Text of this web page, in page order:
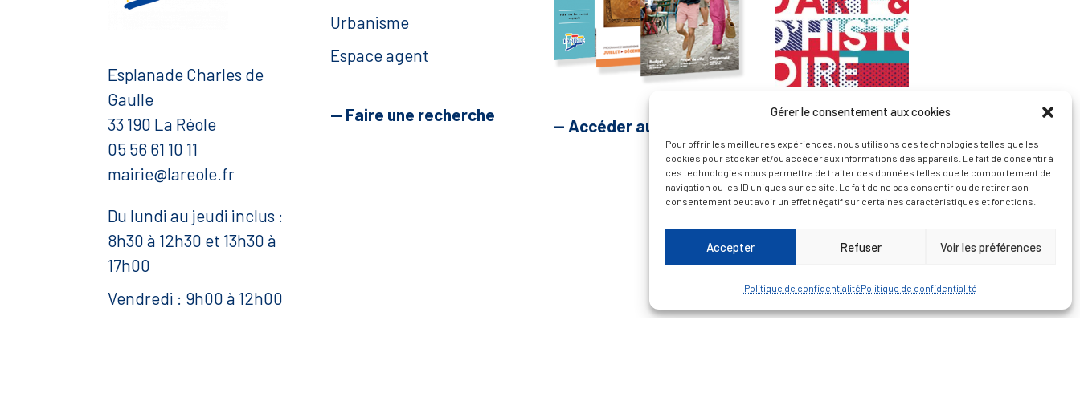
Gérer le consentement aux cookies
Pour offrir les meilleures expériences, nous utilisons des technologies telles que les
cookies pour stocker et/ou accéder aux informations des appareils. Le fait de consentir à
ces technologies nous permettra de traiter des données telles que le comportement de
navigation ou les ID uniques sur ce site. Le fait de ne pas consentir ou de retirer son
consentement peut avoir un effet négatif sur certaines caractéristiques et fonctions.
Accepter Refuser Voir les préférences
Politique de confidentialitéPolitique de confidentialité
Esplanade Charles de
Gaulle
33 190 La Réole
05 56 61 10 11
mairie@lareole.fr
Du lundi au jeudi inclus :
8h30 à 12h30 et 13h30 à
17h00
Vendredi : 9h00 à 12h00
Urbanisme
Espace agent
— Faire une recherche
— Accéder au kiosque